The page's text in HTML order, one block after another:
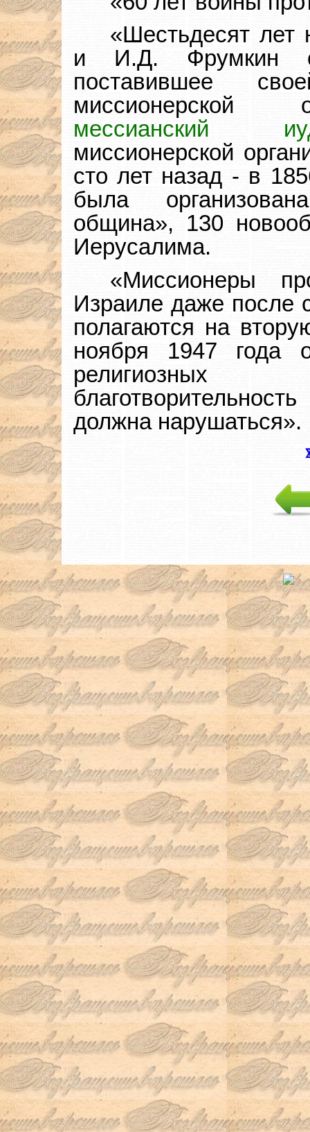
«Шестьдесят
и И.Д. Фрумкин
поставившее
миссионерской
мессианский
миссионерской
сто лет назад - в
была
община», 130
Иерусалима.
«Миссионеры
Израиле даже после
полагаются на
ноября 1947 года
должна нарушаться».